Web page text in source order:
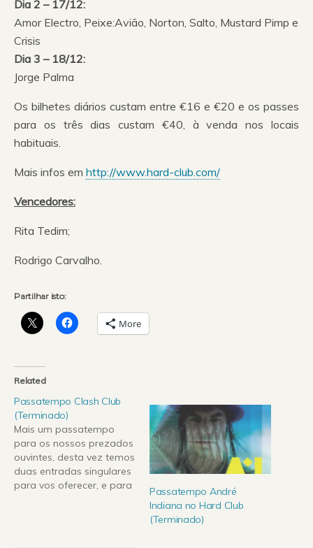
Dia 2 – 17/12:
Amor Electro, Peixe:Avião, Norton, Salto, Mustard Pimp e
Crisis
Dia 3 – 18/12:
Jorge Palma
Os bilhetes diários custam entre €16 e €20 e os passes
para os três dias custam €40, à venda nos locais
habituais.
Mais infos em http://www.hard-club.com/
Vencedores:
Rita Tedim;
Rodrigo Carvalho.
Partilhar isto:
More
Related
Passatempo Clash Club
(Terminado)
Mais um passatempo
para os nossos prezados
ouvintes, desta vez temos
duas entradas singulares
para vos oferecer, e para
Passatempo André
Indiana no Hard Club
(Terminado)